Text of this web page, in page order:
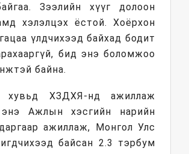
Зээлийн хүүг долоон
хэлэлцэх ёстой. Хоёрхон
үлдчихээд байхад бодит
бид энэ боломжоо
байна.
хувьд ХЗДХЯ-нд ажиллаж
энэ Ажлын хэсгийн нарийн
ажиллаж, Монгол Улс
байсан 2.3 тэрбум